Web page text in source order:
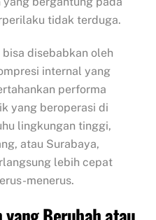
tidak terduga.
disebabkan oleh
internal yang
performa
yang beroperasi di
lingkungan tinggi,
atau Surabaya,
lebih cepat
menerus.